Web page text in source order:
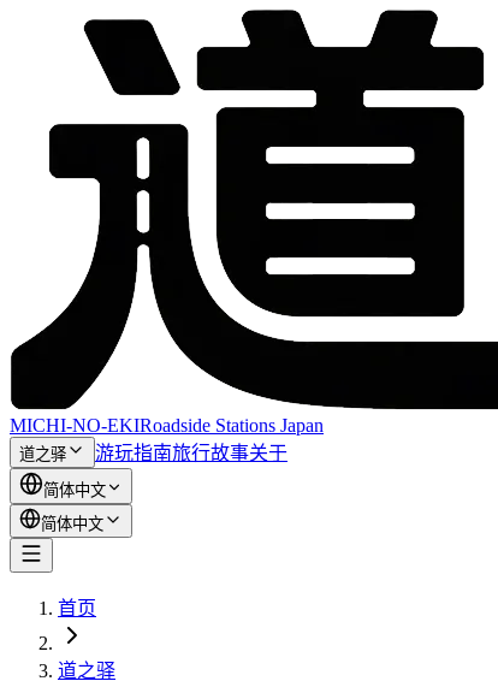
MICHI-NO-EKIRoadside Stations Japan
道之驿 游玩指南旅行故事关于
简体中文
简体中文
首页
道之驿